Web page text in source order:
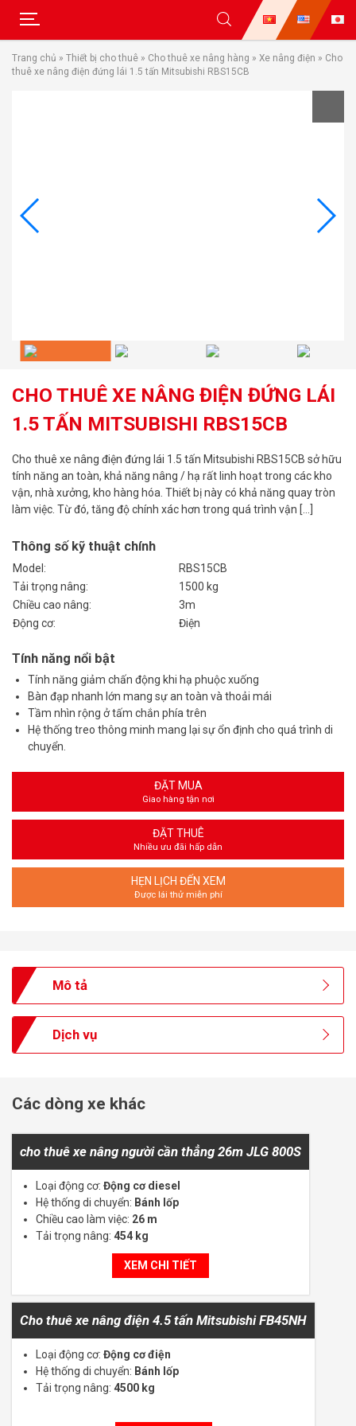
Trang chủ » Thiết bị cho thuê » Cho thuê xe nâng hàng » Xe nâng điện » Cho
thuê xe nâng điện đứng lái 1.5 tấn Mitsubishi RBS15CB
CHO THUÊ XE NÂNG ĐIỆN ĐỨNG LÁI
1.5 TẤN MITSUBISHI RBS15CB
Cho thuê xe nâng điện đứng lái 1.5 tấn Mitsubishi RBS15CB sở hữu
tính năng an toàn, khả năng nâng / hạ rất linh hoạt trong các kho
vận, nhà xưởng, kho hàng hóa. Thiết bị này có khả năng quay tròn
làm việc. Từ đó, tăng độ chính xác hơn trong quá trình vận […]
Thông số kỹ thuật chính
Model:
RBS15CB
Tải trọng nâng:
1500 kg
Chiều cao nâng:
3m
Động cơ:
Điện
Tính năng nổi bật
Tính năng giảm chấn động khi hạ phuộc xuống
Bàn đạp nhanh lớn mang sự an toàn và thoải mái
Tầm nhìn rộng ở tấm chắn phía trên
Hệ thống treo thông minh mang lại sự ổn định cho quá trình di
chuyển.
ĐẶT MUA
Giao hàng tận nơi
ĐẶT THUÊ
Nhiều ưu đãi hấp dẫn
HẸN LỊCH ĐẾN XEM
Được lái thử miễn phí
Mô tả
Dịch vụ
Các dòng xe khác
cho thuê xe nâng người cần thẳng 26m JLG 800S
Loại động cơ: Động cơ diesel
Hệ thống di chuyển: Bánh lốp
Chiều cao làm việc: 26 m
Tải trọng nâng: 454 kg
XEM CHI TIẾT
Cho thuê xe nâng điện 4.5 tấn Mitsubishi FB45NH
Loại động cơ: Động cơ điện
Hệ thống di chuyển: Bánh lốp
Tải trọng nâng: 4500 kg